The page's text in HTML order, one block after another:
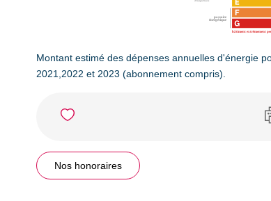
Montant estimé des dépenses annuelles d'énergie
2021,2022 et 2023 (abonnement compris).
Nos honoraires